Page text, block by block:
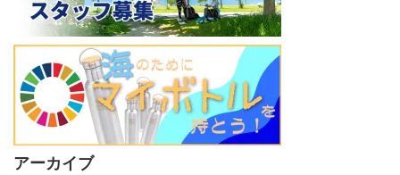
アーカイブ